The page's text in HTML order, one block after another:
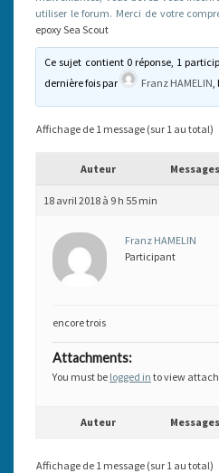
utiliser le forum. Merci de votre
epoxy Sea Scout
Ce sujet contient 0 réponse, 1
dernière fois par
Franz HAMELIN
Affichage de 1 message (sur 1 au total)
Auteur Messages
18 avril 2018 à 9 h 55 min
Franz HAMELIN
Participant
encore trois
Attachments:
You must be logged in to view
Auteur Messages
Affichage de 1 message (sur 1 au total)